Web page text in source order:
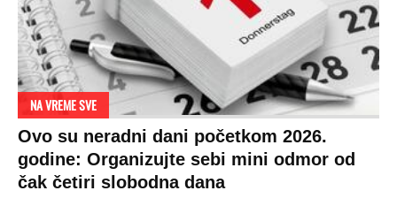
NA VREME SVE
Ovo su neradni dani početkom 2026.
godine: Organizujte sebi mini odmor od
čak četiri slobodna dana